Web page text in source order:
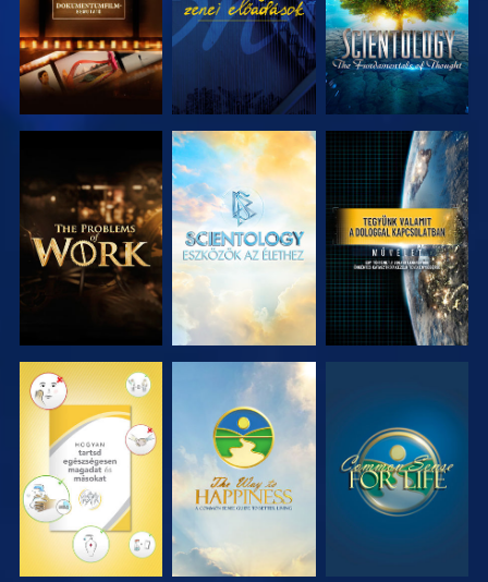
A SOROZAT
RÉSZEI
A SOROZAT
RÉSZEI
MŰSORNÉZÉS
MŰSORNÉZÉS MŰSORNÉZÉS MŰSORNÉZÉS